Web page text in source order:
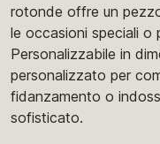
rotonde offre un
le occasioni speciali o
Personalizzabile in
personalizzato per
fidanzamento o
sofisticato.